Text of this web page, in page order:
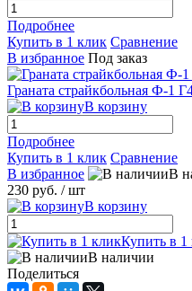
Подробнее
Купить в 1 клик Сравнение
В избранное Под заказ
Граната страйкбольная Ф-1
В корзину
Подробнее
Купить в 1 клик Сравнение
В избранное
В
230 руб. / шт
В корзину
Купить в 1
В наличии
Поделиться